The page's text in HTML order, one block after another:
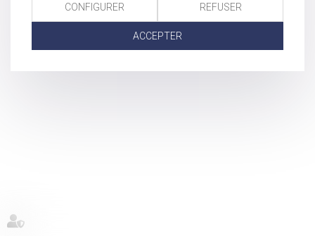
CONFIGURER REFUSER
ACCEPTER